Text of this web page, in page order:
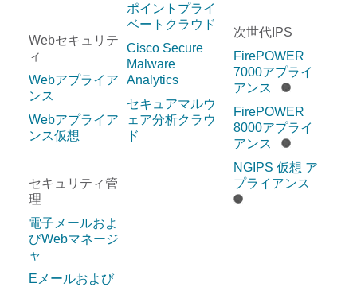
Webセキュリテ
ィ
Webアプライア
ンス
Webアプライア
ンス仮想
セキュリティ管
理
電子メールおよ
びWebマネージ
ャ
Eメールおよび
ポイントプライ
ベートクラウド
Cisco Secure
Malware
Analytics
セキュアマルウ
ェア分析クラウ
ド
次世代IPS
FirePOWER
7000アプライ
アンス
FirePOWER
8000アプライ
アンス
NGIPS 仮想 ア
プライアンス